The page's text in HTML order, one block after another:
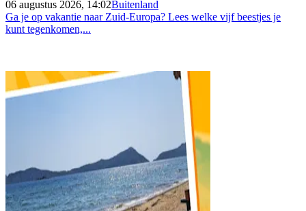
06 augustus 2026, 14:02Buitenland
Ga je op vakantie naar Zuid-Europa? Lees welke vijf beestjes je
kunt tegenkomen,...